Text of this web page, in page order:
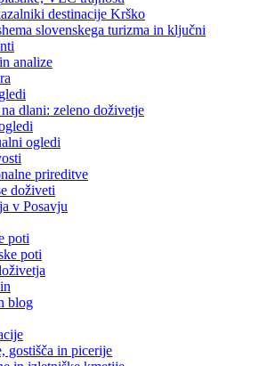
destinacije Krško
slovenskega turizma in ključni
analize
dlani: zeleno doživetje
ogledi
prireditve
doživeti
v Posavju
poti
poti
blog
gostišča in picerije